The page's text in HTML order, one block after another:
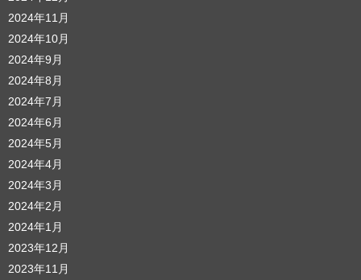
2024年11月
2024年10月
2024年9月
2024年8月
2024年7月
2024年6月
2024年5月
2024年4月
2024年3月
2024年2月
2024年1月
2023年12月
2023年11月